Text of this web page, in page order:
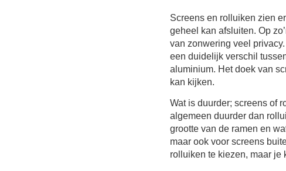
Screens en rolluiken zien
geheel kan afsluiten. Op
van zonwering veel
een duidelijk verschil
aluminium. Het doek van
kan kijken.
Wat is duurder; screens of
algemeen duurder dan
grootte van de ramen en
maar ook voor screens
rolluiken te kiezen, maar je